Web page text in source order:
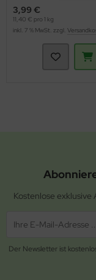
3,99 €
11,40 € pro 1 kg
inkl. 7 % MwSt. zzgl.
Kostenlose
Der Newsletter ist